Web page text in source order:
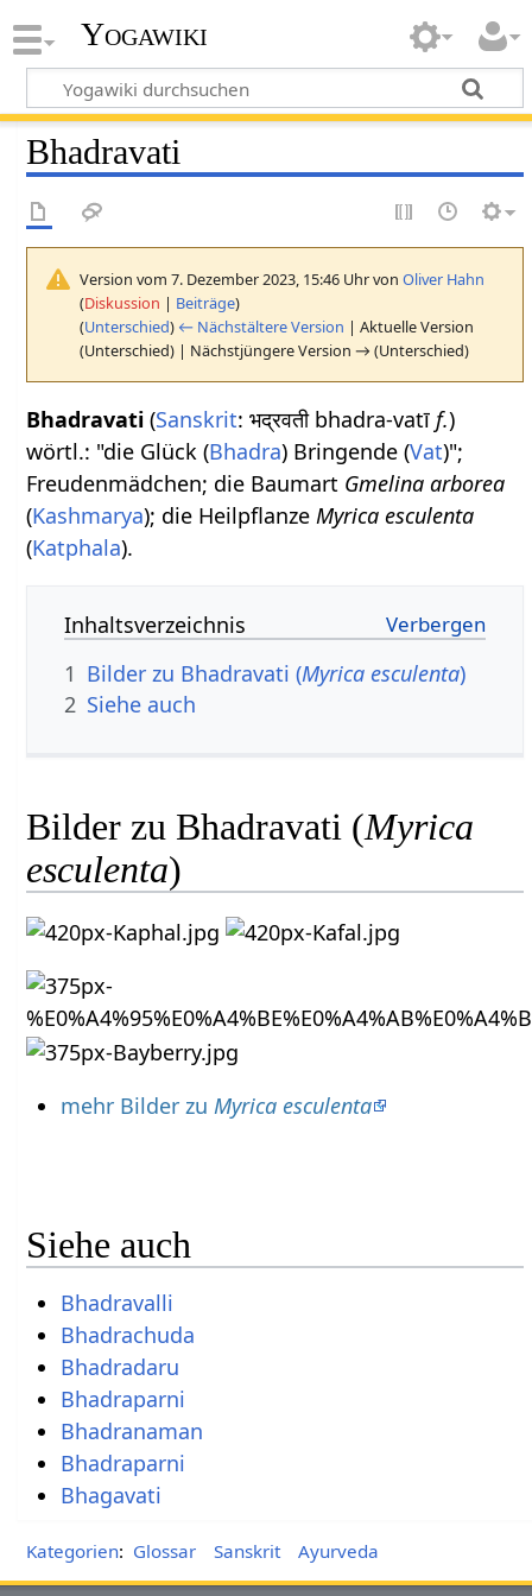
Yogawiki
Bhadravati
Version vom 7. Dezember 2023, 15:46 Uhr vonOliver Hahn
(Diskussion | Beiträge)
(Unterschied) ← Nächstältere Version | Aktuelle Version
(Unterschied) | Nächstjüngere Version → (Unterschied)
Bhadravati (Sanskrit: भद्रवती bhadra-vatīf.)
wörtl.: "die Glück (Bhadra) Bringende (Vat)";
Freudenmädchen; die Baumart Gmelina arborea
(Kashmarya); die HeilpflanzeMyrica esculenta
(Katphala).
Inhaltsverzeichnis
1 Bilder zu Bhadravati (Myrica esculenta)
2 Siehe auch
Bilder zu Bhadravati (Myrica
esculenta)
mehr Bilder zu Myrica esculenta
Siehe auch
Bhadravalli
Bhadrachuda
Bhadradaru
Bhadraparni
Bhadranaman
Bhadraparni
Bhagavati
Kategorien: Glossar Sanskrit Ayurveda